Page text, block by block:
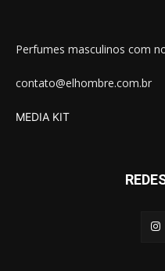
Perfumes masculinos com
contato@elhombre.com.br
MEDIA KIT